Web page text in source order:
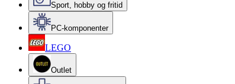
Sport, hobby og fritid
PC-komponenter
LEGO
Outlet